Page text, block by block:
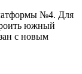
№4. Для
южный
с новым